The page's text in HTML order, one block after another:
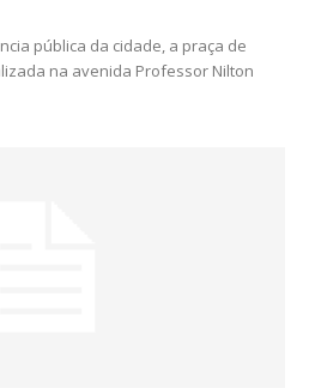
pública da cidade, a praça de
na avenida Professor Nilton